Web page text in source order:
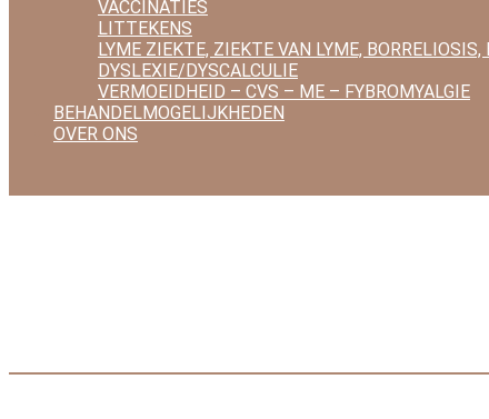
VACCINATIES
LITTEKENS
LYME ZIEKTE, ZIEKTE VAN LYME, BORRELIOSIS,
DYSLEXIE/DYSCALCULIE
VERMOEIDHEID – CVS – ME – FYBROMYALGIE
BEHANDELMOGELIJKHEDEN
OVER ONS